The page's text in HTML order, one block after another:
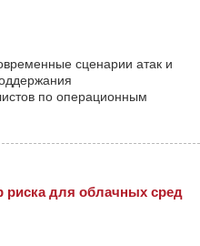
сценарии атак и
по операционным
для облачных сред